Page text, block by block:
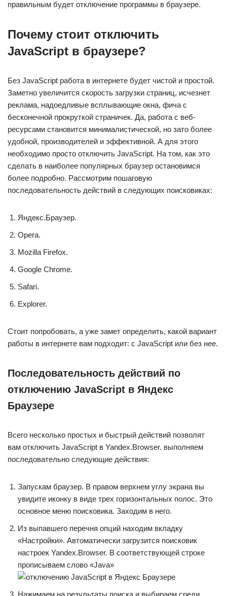
правильным будет отключение программы в браузере.
Почему стоит отключить
JavaScript в браузере?
Без JavaScript работа в интернете будет чистой и простой.
Заметно увеличится скорость загрузки страниц, исчезнет
реклама, надоедливые всплывающие окна, фича с
бесконечной прокруткой страничек. Да, работа с веб-
ресурсами становится минималистической, но зато более
удобной, производителей и эффективной. А для этого
необходимо просто отключить JavaScript. На том, как это
сделать в наиболее популярных браузер остановимся
более подробно. Рассмотрим пошаговую
последовательность действий в следующих поисковиках:
Яндекс.Браузер.
Opera.
Mozilla Firefox.
Google Chrome.
Safari.
Explorer.
Стоит попробовать, а уже замет определить, какой вариант
работы в интернете вам подходит: с JavaScript или без нее.
Последовательность действий по
отключению JavaScript в Яндекс
Браузере
Всего несколько простых и быстрый действий позволят
вам отключить JavaScript в Yandex.Browser. выполняем
последовательно следующие действия:
Запускам браузер. В правом верхнем углу экрана вы
увидите иконку в виде трех горизонтальных полос. Это
основное меню поисковика. Заходим в него.
Из выпавшего перечня опций находим вкладку
«Настройки». Автоматически загрузится поисковик
настроек Yandex.Browser. В соответствующей строке
прописываем слово «Java»
Нажимаем на результаты поиска и выбираем среди